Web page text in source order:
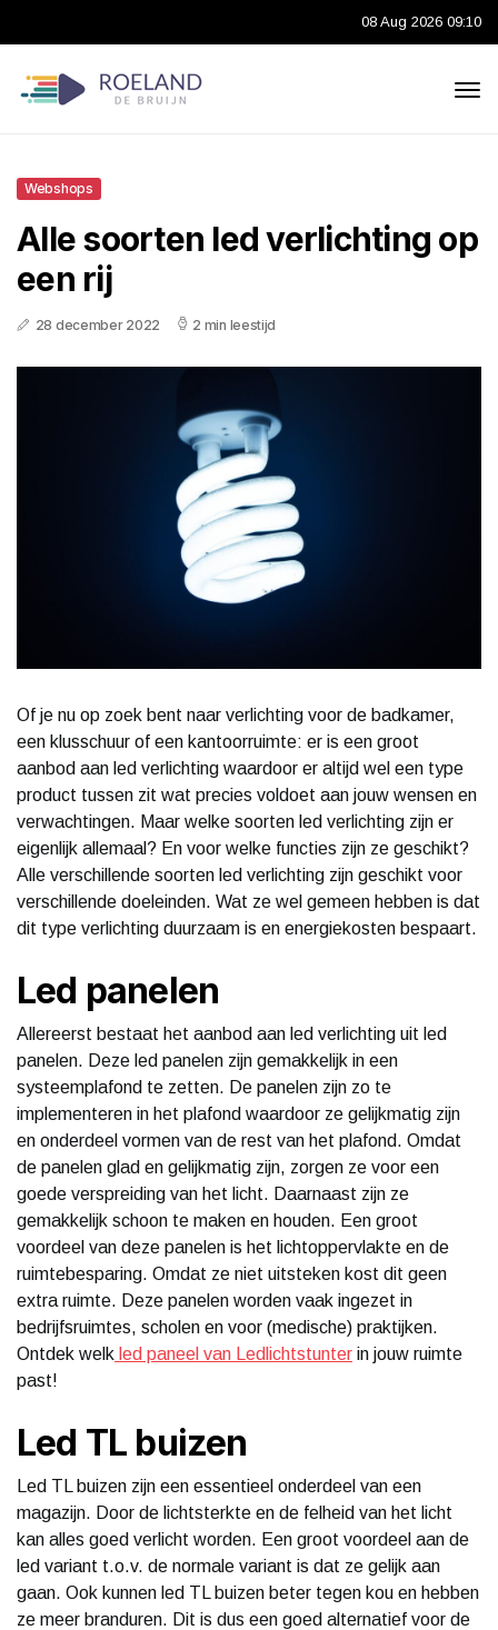
08 Aug 2026 09:10
Webshops
Alle soorten led verlichting op
een rij
28 december 2022 2 min leestijd
Of je nu op zoek bent naar verlichting voor de badkamer,
een klusschuur of een kantoorruimte: er is een groot
aanbod aan led verlichting waardoor er altijd wel een type
product tussen zit wat precies voldoet aan jouw wensen en
verwachtingen. Maar welke soorten led verlichting zijn er
eigenlijk allemaal? En voor welke functies zijn ze geschikt?
Alle verschillende soorten led verlichting zijn geschikt voor
verschillende doeleinden. Wat ze wel gemeen hebben is dat
dit type verlichting duurzaam is en energiekosten bespaart.
Led panelen
Allereerst bestaat het aanbod aan led verlichting uit led
panelen. Deze led panelen zijn gemakkelijk in een
systeemplafond te zetten. De panelen zijn zo te
implementeren in het plafond waardoor ze gelijkmatig zijn
en onderdeel vormen van de rest van het plafond. Omdat
de panelen glad en gelijkmatig zijn, zorgen ze voor een
goede verspreiding van het licht. Daarnaast zijn ze
gemakkelijk schoon te maken en houden. Een groot
voordeel van deze panelen is het lichtoppervlakte en de
ruimtebesparing. Omdat ze niet uitsteken kost dit geen
extra ruimte. Deze panelen worden vaak ingezet in
bedrijfsruimtes, scholen en voor (medische) praktijken.
Ontdek welk led paneel van Ledlichtstunter in jouw ruimte
past!
Led TL buizen
Led TL buizen zijn een essentieel onderdeel van een
magazijn. Door de lichtsterkte en de felheid van het licht
kan alles goed verlicht worden. Een groot voordeel aan de
led variant t.o.v. de normale variant is dat ze gelijk aan
gaan. Ook kunnen led TL buizen beter tegen kou en hebben
ze meer branduren. Dit is dus een goed alternatief voor de